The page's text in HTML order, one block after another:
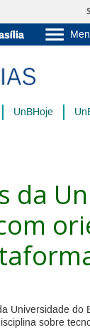
Pós-
UnBHoje
da
Universidade
sobre